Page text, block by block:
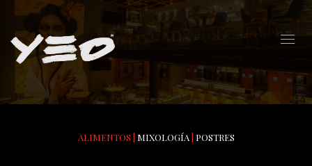
ALIMENTOS | MIXOLOGÍA| POSTRES